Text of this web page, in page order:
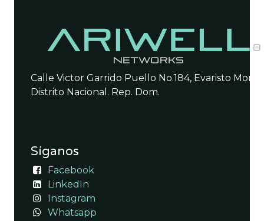
Calle Victor Garrido Puello No.184, Evaristo
Distrito Nacional. Rep. Dom.
Síganos
Facebook
LinkedIn
Instagram
Whatsapp